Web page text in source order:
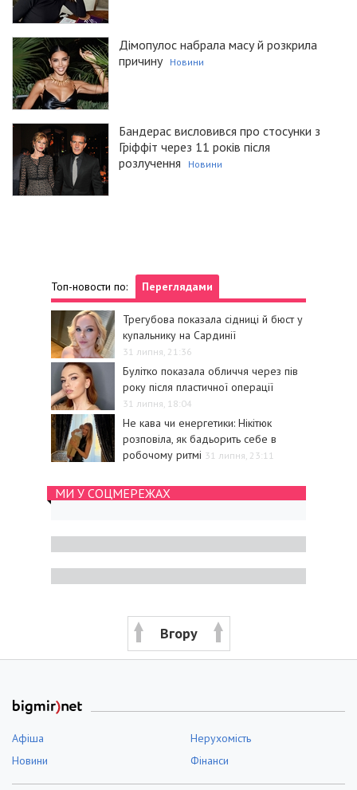
Дімопулос набрала масу й розкрила
причину
Новини
Бандерас висловився про стосунки з
Гріффіт через 11 років після
розлучення
Новини
Топ-новости по: Переглядами
Трегубова показала сідниці й бюст у
купальнику на Сардинії
31 липня, 21:36
Булітко показала обличчя через пів
року після пластичної операції
31 липня, 18:04
Не кава чи енергетики: Нікітюк
розповіла, як бадьорить себе в
робочому ритмі 31 липня, 23:11
МИ У СОЦМЕРЕЖАХ
Вгору
Афіша
Нерухомість
Новини
Фінанси